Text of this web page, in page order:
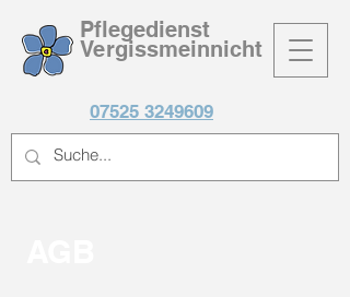
Pflegedienst
Vergissmeinnicht
07525 3249609